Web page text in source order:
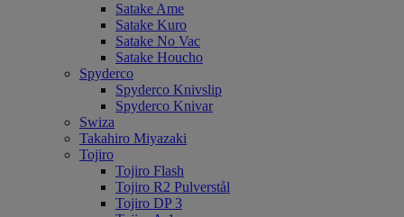
Satake Ame
Satake Kuro
Satake No Vac
Satake Houcho
Spyderco
Spyderco Knivslip
Spyderco Knivar
Swiza
Takahiro Miyazaki
Tojiro
Tojiro Flash
Tojiro R2 Pulverstål
Tojiro DP 3